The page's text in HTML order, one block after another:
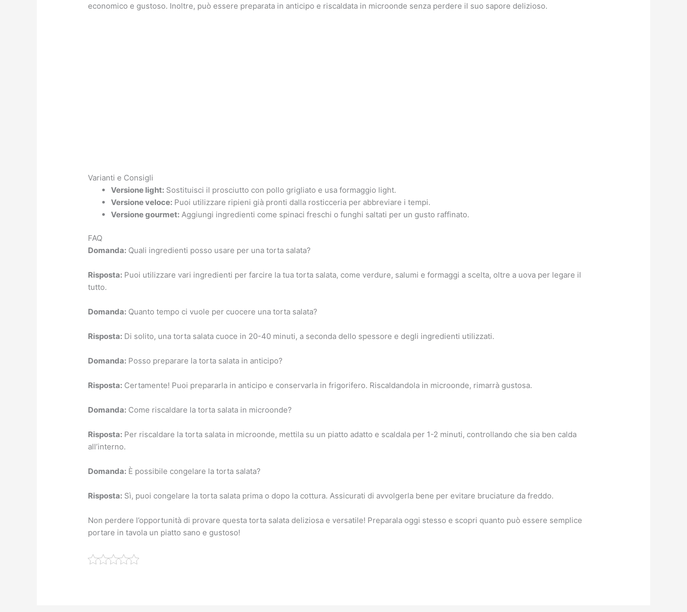
economico e gustoso. Inoltre, può essere preparata in anticipo e riscaldata in microonde senza perdere il suo sapore delizioso.
Varianti e Consigli
Versione light: Sostituisci il prosciutto con pollo grigliato e usa formaggio light.
Versione veloce: Puoi utilizzare ripieni già pronti dalla rosticceria per abbreviare i tempi.
Versione gourmet: Aggiungi ingredienti come spinaci freschi o funghi saltati per un gusto raffinato.
FAQ
Domanda: Quali ingredienti posso usare per una torta salata?
Risposta: Puoi utilizzare vari ingredienti per farcire la tua torta salata, come verdure, salumi e formaggi a scelta, oltre a uova per legare il
tutto.
Domanda: Quanto tempo ci vuole per cuocere una torta salata?
Risposta: Di solito, una torta salata cuoce in 20-40 minuti, a seconda dello spessore e degli ingredienti utilizzati.
Domanda: Posso preparare la torta salata in anticipo?
Risposta: Certamente! Puoi prepararla in anticipo e conservarla in frigorifero. Riscaldandola in microonde, rimarrà gustosa.
Domanda: Come riscaldare la torta salata in microonde?
Risposta: Per riscaldare la torta salata in microonde, mettila su un piatto adatto e scaldala per 1-2 minuti, controllando che sia ben calda
all’interno.
Domanda: È possibile congelare la torta salata?
Risposta: Sì, puoi congelare la torta salata prima o dopo la cottura. Assicurati di avvolgerla bene per evitare bruciature da freddo.
Non perdere l’opportunità di provare questa torta salata deliziosa e versatile! Preparala oggi stesso e scopri quanto può essere semplice
portare in tavola un piatto sano e gustoso!